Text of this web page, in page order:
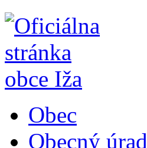
Obec
Obecný úrad